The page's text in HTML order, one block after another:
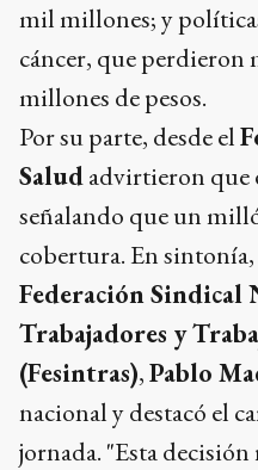
mil millones; y
cáncer, que perdieron
millones de pesos.
Por su parte, desde el
Saludadvirtieron que
señalando que un
cobertura. En
Federación Sindical
Trabajadores y
(Fesintras),Pablo
nacional y destacó el
jornada. "Esta